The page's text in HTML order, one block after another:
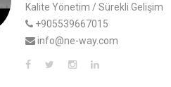
Kalite Yönetim / Sürekli Gelişim
+905539667015
info@ne-way.com